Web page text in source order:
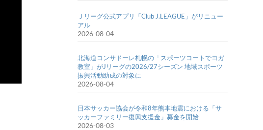
Ｊリーグ公式アプリ「Club J.LEAGUE」がリニュー
アル
2026-08-04
北海道コンサドーレ札幌の「スポーツコートでヨガ
教室」がJリーグの2026/27シーズン 地域スポーツ
振興活動助成の対象に
2026-08-04
日本サッカー協会が令和8年熊本地震における「サ
ッカーファミリー復興支援金」募金を開始
2026-08-03